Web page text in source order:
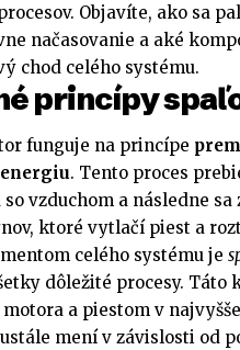
Objavíte, ako sa
načasovanie a aké
chod celého systému.
princípy
funguje na princípe
. Tento proces
vzduchom a následne
ktoré vytlačí piest a
celého systému je
dôležité procesy.
a piestom v
mení v závislosti od